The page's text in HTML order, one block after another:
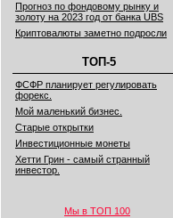
Прогноз по фондовому рынку и
золоту на 2023 год от банка UBS
Криптовалюты заметно подросли
ТОП-5
ФСФР планирует регулировать
форекс.
Мой маленький бизнес.
Старые открытки
Инвестиционные монеты
Хетти Грин - самый странный
инвестор.
Мы в ТОП 100